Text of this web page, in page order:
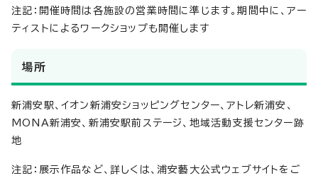
注記：開催時間は各施設の営業時間に準じます。期間中に、アー
ティストによるワークショップも開催します
場所
新浦安駅、イオン新浦安ショッピングセンター、アトレ新浦安、
MONA新浦安、新浦安駅前ステージ、地域活動支援センター跡
地
注記：展示作品など、詳しくは、浦安藝大公式ウェブサイトをご